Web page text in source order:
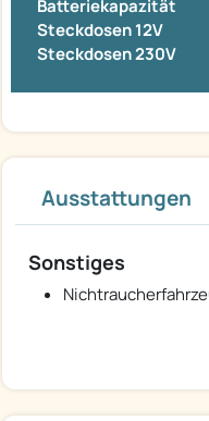
Batteriekapazität
Steckdosen 12V
Steckdosen 230V
Ausstattungen
Sonstiges